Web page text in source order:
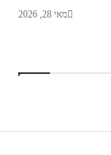
מאי 28, 2026